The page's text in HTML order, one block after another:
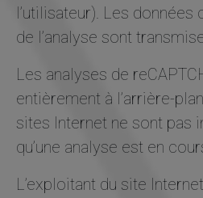
l’utilisateur). Les
de l’analyse sont
Les analyses de
entièrement à l’arrière-
sites Internet ne sont pas
qu’une analyse est en
L’exploitant du site